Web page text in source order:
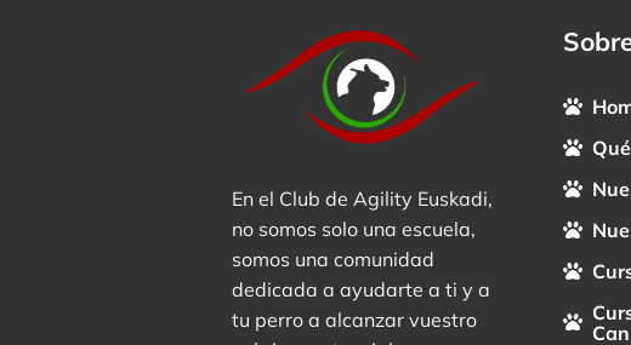
En el Club de Agility Euskadi,
no somos solo una escuela,
somos una comunidad
dedicada a ayudarte a ti y a
tu perro a alcanzar vuestro